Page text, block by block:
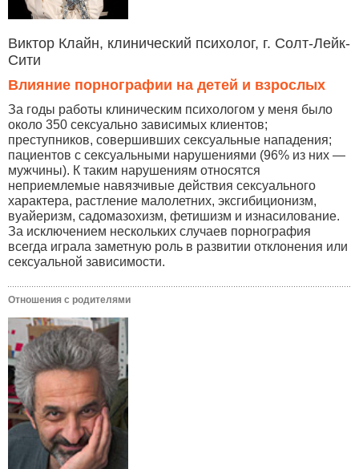
Виктор Клайн, клинический психолог, г. Солт-Лейк-
Сити
Влияние порнографии на детей и взрослых
За годы работы клиническим психологом у меня было
около 350 сексуально зависимых клиентов;
преступников, совершивших сексуальные нападения;
пациентов с сексуальными нарушениями (96% из них —
мужчины). К таким нарушениям относятся
неприемлемые навязчивые действия сексуального
характера, растление малолетних, эксгибиционизм,
вуайеризм, садомазохизм, фетишизм и изнасилование.
За исключением нескольких случаев порнография
всегда играла заметную роль в развитии отклонения или
сексуальной зависимости.
Отношения с родителями